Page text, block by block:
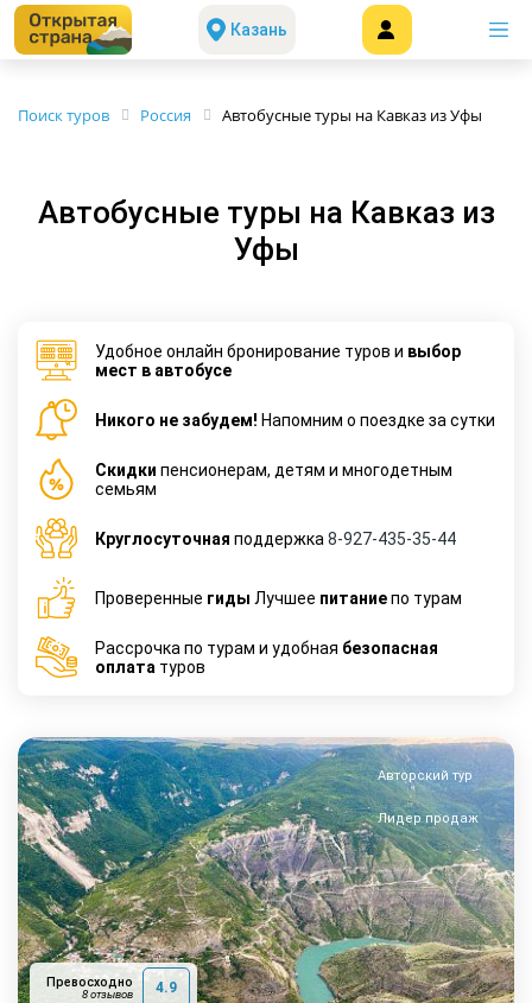
Казань
Поиск туров Россия Автобусные туры на Кавказ из Уфы
Автобусные туры на Кавказ из
Уфы
Удобное онлайн бронирование туров и выбор
мест в автобусе
Никого не забудем! Напомним о поездке за сутки
Cкидки пенсионерам, детям и многодетным
семьям
Круглосуточная поддержка 8-927-435-35-44
Проверенные гиды Лучшее питаниепо турам
Рассрочка по турам и удобная безопасная
оплата туров
Превосходно
8 отзывов 4.9
Авторский тур
Лидер продаж